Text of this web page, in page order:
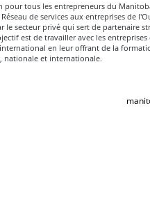
tous les entrepreneurs du
de services aux entreprises de
secteur privé qui sert de partenaire
est de travailler avec les
en leur offrant de la
nationale et internationale.